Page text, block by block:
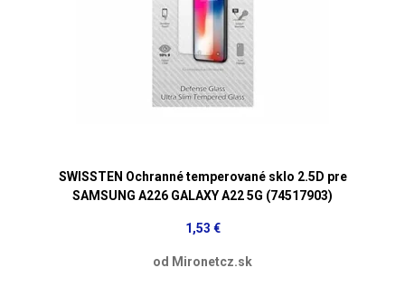
SWISSTEN Ochranné temperované sklo 2.5D pre
SAMSUNG A226 GALAXY A22 5G (74517903)
1,53 €
od Mironetcz.sk